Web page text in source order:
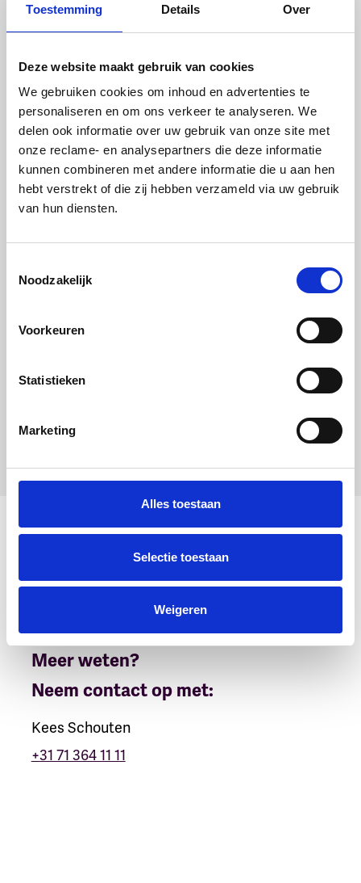
Toestemming Details Over
Deze website maakt gebruik van cookies
We gebruiken cookies om inhoud en advertenties te
personaliseren en om ons verkeer te analyseren. We
delen ook informatie over uw gebruik van onze site met
onze reclame- en analysepartners die deze informatie
kunnen combineren met andere informatie die u aan hen
hebt verstrekt of die zij hebben verzameld via uw gebruik
van hun diensten.
Noodzakelijk
Voorkeuren
Statistieken
Marketing
Alles toestaan
Selectie toestaan
Weigeren
uitdagingen. Laat van je horen, dan
Meer weten?
Neem contact op met:
Kees Schouten
+31 71 364 11 11